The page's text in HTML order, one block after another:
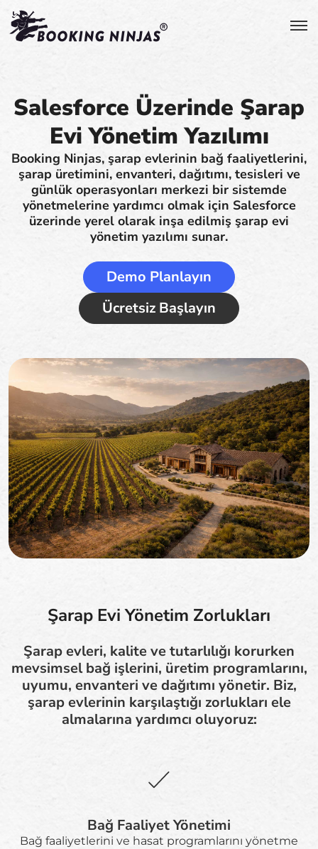
Salesforce Üzerinde Şarap
Evi Yönetim Yazılımı
Booking Ninjas, şarap evlerinin bağ faaliyetlerini,
şarap üretimini, envanteri, dağıtımı, tesisleri ve
günlük operasyonları merkezi bir sistemde
yönetmelerine yardımcı olmak için Salesforce
üzerinde yerel olarak inşa edilmiş şarap evi
yönetim yazılımı sunar.
Demo Planlayın
Ücretsiz Başlayın
Şarap Evi Yönetim Zorlukları
Şarap evleri, kalite ve tutarlılığı korurken
mevsimsel bağ işlerini, üretim programlarını,
uyumu, envanteri ve dağıtımı yönetir. Biz,
şarap evlerinin karşılaştığı zorlukları ele
almalarına yardımcı oluyoruz:
Bağ Faaliyet Yönetimi
Bağ faaliyetlerini ve hasat programlarını yönetme